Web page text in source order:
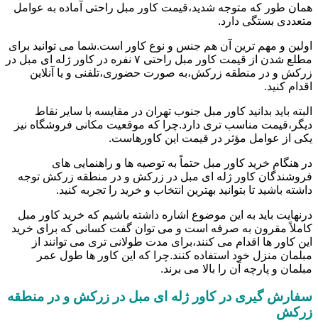
همان طور که متوجه شدید،قیمت کاور مبل راحتی آماده به عوامل
متعددی بستگی دارد.
اولین و مهم ترین آن هم جنس و نوع کاور است.شما می توانید برای
مطلع شدن از قیمت کاور مبل راحتی ۷ نفره در کاور ژله ای مبل در
زرکش و در منطقه زرکش،به صورت حضوری،تلفنی و یا آنلاین
اقدام کنید.
البته باید بدانید کاور مبل جنوب تهران در مقایسه با سایر نقاط
دیگر،قیمت مناسب تری دارد.چرا که موقعیت مکانی فروشگاه نیز
یکی از عوامل مؤثر در قیمت این کاورهاست.
در هنگام خرید کاور مبل حتماً به توصیه ها و راهنمایی های
فروشندگان کاور ژله ای مبل در زرکش و در منطقه زرکش توجه
داشته باشید تا بتوانید بهترین انتخاب و خرید را تجربه کنید.
درنهایت باید به این موضوع اشاره داشته باشیم که خرید کاور مبل
کاملاً مقرون به صرفه است و می توان گفت کسانی که برای خرید
این کاور ها اقدام می کنند،برای مدت طولانی تری می توانند از
مبلمان منزل خود استفاده کنند.چرا که این کاور ها طول عمر
مبلمان و پارچه آن را بالا می برند.
سفارش گیری در کاور ژله ای مبل در زرکش و در منطقه
زرکش